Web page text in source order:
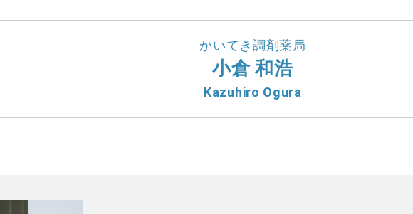
かいてき調剤薬局
小倉 和浩
Kazuhiro Ogura